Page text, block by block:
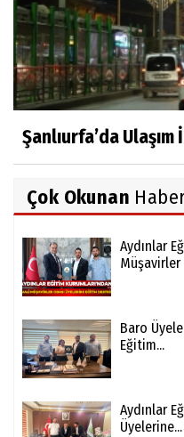
Şanlıurfa’da
Çok Okunan
Aydınlar
Müşavirler
Baro
Eğitim...
Aydınlar
Üyelerine...